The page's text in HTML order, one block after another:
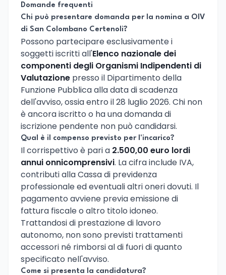
Domande frequenti
Chi può presentare domanda per la nomina a OIV
di San Colombano Certenoli?
Possono partecipare esclusivamente i
soggetti iscritti all'Elenco nazionale dei
componenti degli Organismi Indipendenti di
Valutazione presso il Dipartimento della
Funzione Pubblica alla data di scadenza
dell'avviso, ossia entro il 28 luglio 2026. Chi non
è ancora iscritto o ha una domanda di
iscrizione pendente non può candidarsi.
Qual è il compenso previsto per l'incarico?
Il corrispettivo è pari a 2.500,00 euro lordi
annui onnicomprensivi. La cifra include IVA,
contributi alla Cassa di previdenza
professionale ed eventuali altri oneri dovuti. Il
pagamento avviene previa emissione di
fattura fiscale o altro titolo idoneo.
Trattandosi di prestazione di lavoro
autonomo, non sono previsti trattamenti
accessori né rimborsi al di fuori di quanto
specificato nell'avviso.
Come si presenta la candidatura?